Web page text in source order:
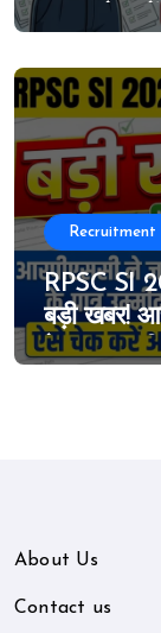
MTS के
Recruitment
RPSC SI
बड़ी खबर!
के पात्र
About Us
Contact us